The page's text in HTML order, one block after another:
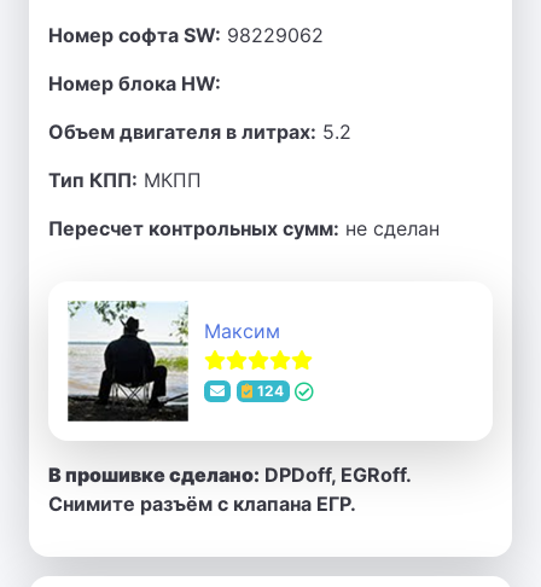
Номер софта SW: 98229062
Номер блока HW:
Объем двигателя в литрах: 5.2
Тип КПП: МКПП
Пересчет контрольных сумм: не сделан
Максим
124
В прошивке сделано: DPDoff, EGRoff.
Снимите разъём с клапана ЕГР.